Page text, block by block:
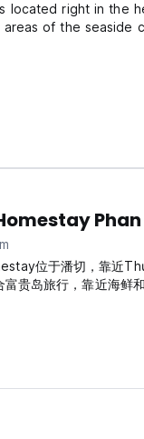
located right in the
areas of the seaside
Doi Duong
With blue seas –
位于潘切，靠近
富贵岛旅行，靠近海